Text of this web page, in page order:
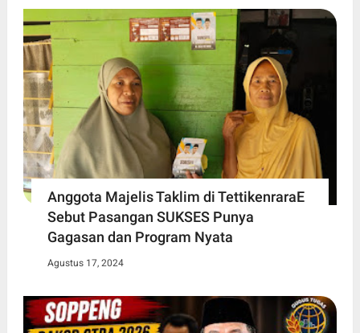
Anggota Majelis Taklim di TettikenraraE
Sebut Pasangan SUKSES Punya
Gagasan dan Program Nyata
Agustus 17, 2024